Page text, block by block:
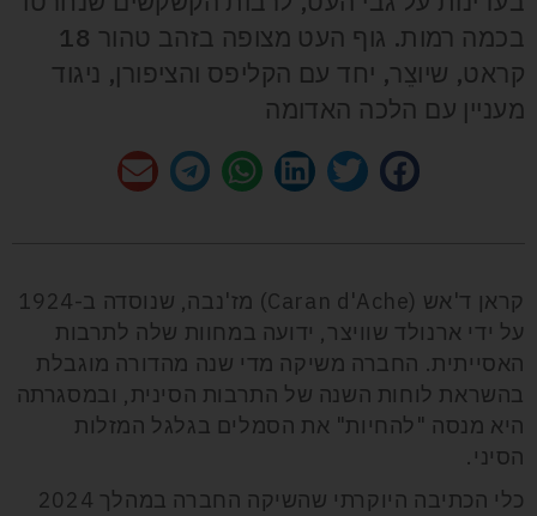
בכמה רמות. גוף העט מצופה בזהב טהור 18
קראט, שיוצֵר, יחד עם הקליפס והציפורן, ניגוד
מעניין עם הלכה האדומה
קראן ד'אש (Caran d'Ache) מז'נבה, שנוסדה ב-1924
על ידי ארנולד שוויצר, ידועה במחוות שלה לתרבות
האסייתית. החברה משיקה מדי שנה מהדורה מוגבלת
בהשראת לוחות השנה של התרבות הסינית, ובמסגרתה
היא מנסה "להחיות" את הסמלים בגלגל המזלות
הסיני.
כלי הכתיבה היוקרתי שהשיקה החברה במהלך 2024